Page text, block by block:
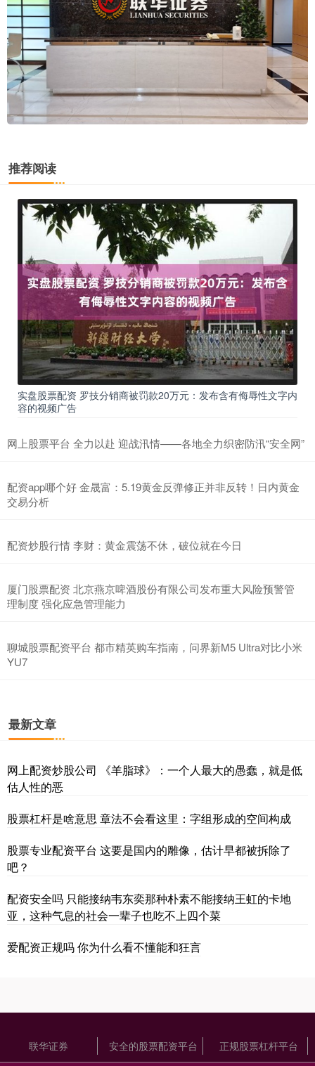
推荐阅读
实盘股票配资 罗技分销商被罚款20万元：发布含有侮辱性文字内
容的视频广告
网上股票平台 全力以赴 迎战汛情——各地全力织密防汛“安全网”
配资app哪个好 金晟富：5.19黄金反弹修正并非反转！日内黄金
交易分析
配资炒股行情 李财：黄金震荡不休，破位就在今日
厦门股票配资 北京燕京啤酒股份有限公司发布重大风险预警管
理制度 强化应急管理能力
聊城股票配资平台 都市精英购车指南，问界新M5 Ultra对比小米
YU7
最新文章
网上配资炒股公司 《羊脂球》：一个人最大的愚蠢，就是低
估人性的恶
股票杠杆是啥意思 章法不会看这里：字组形成的空间构成
股票专业配资平台 这要是国内的雕像，估计早都被拆除了
吧？
配资安全吗 只能接纳韦东奕那种朴素不能接纳王虹的卡地
亚，这种气息的社会一辈子也吃不上四个菜
爱配资正规吗 你为什么看不懂能和狂言
联华证券 安全的股票配资平台 正规股票杠杆平台